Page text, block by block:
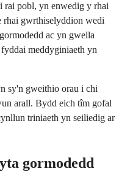
rai pobl, yn enwedig y rhai
rhai gwrthiselyddion wedi
ac yn gwella
meddyginiaeth yn
sy'n gweithio orau i chi
arall. Bydd eich tîm gofal
triniaeth yn seiliedig ar
gormodedd